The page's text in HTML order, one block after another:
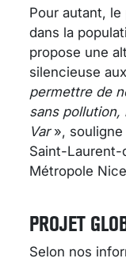
Pour autant, le
dans la
propose une
silencieuse
permettre de
sans pollution,
Var», souligne
Saint-
Métropole
PROJET
Selon nos